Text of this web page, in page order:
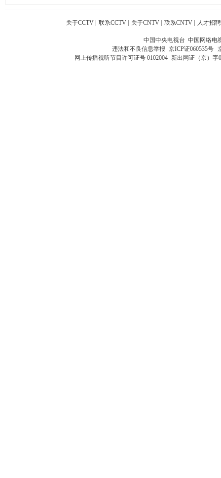
关于CCTV 联系CCTV 关于CNTV 联系CNTV 人才招聘
中国中央电视台 中国网络电
违法和不良信息举报 京ICP证060535号
网上传播视听节目许可证号 0102004 新出网证（京）